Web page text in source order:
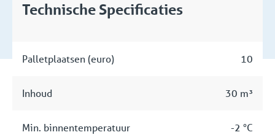
Technische Specificaties
Palletplaatsen (euro) 10
Inhoud 30 m³
Min. binnentemperatuur -2 °C